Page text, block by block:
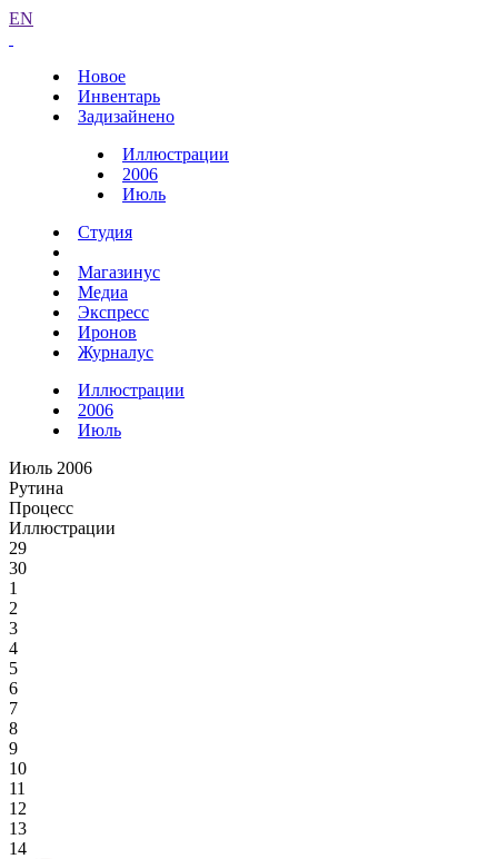
EN
Новое
Инвентарь
Задизайнено
Иллюстрации
2006
Июль
Студия
Магазинус
Медиа
Экспресс
Иронов
Журналус
Иллюстрации
2006
Июль
Июль 2006
Рутина
Процесс
Иллюстрации
29
30
1
2
3
4
5
6
7
8
9
10
11
12
13
14